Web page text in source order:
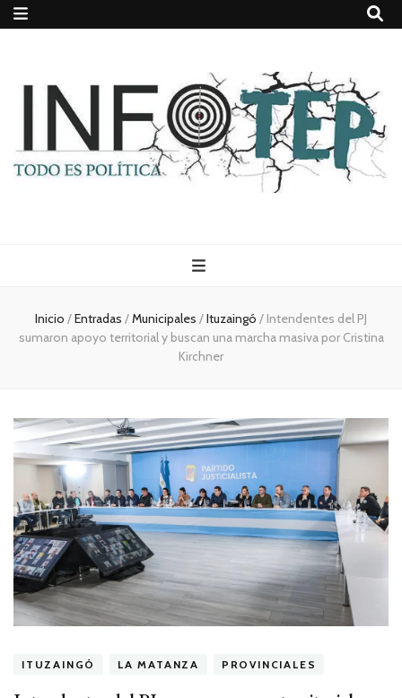
Todo es
(rosca)
política
Inicio /Entradas /Municipales /Ituzaingó / Intendentes del PJ
sumaron apoyo territorial y buscan una marcha masiva por Cristina
Kirchner
ITUZAINGÓ LA MATANZA PROVINCIALES